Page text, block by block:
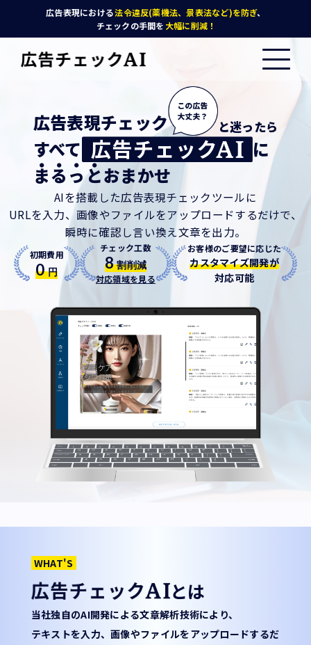
広告表現における法令違反(薬機法、景表法など)を防ぎ、
チェックの手間を大幅に削減！
広告表現チェック と迷ったら
すべて
に
まる っとおまかせ
AIを搭載した広告表現チェックツールに
URLを入力、画像やファイルをアップロードするだけで、
瞬時に確認し言い換え文章を出力。
初期費用
0円
チェック工数
8割削減
対応領域を見る
お客様のご要望に応じた
カスタマイズ開発が
対応可能
WHAT'S
とは
当社独自のAI開発による文章解析技術により、
テキストを入力、画像やファイルをアップロードするだ